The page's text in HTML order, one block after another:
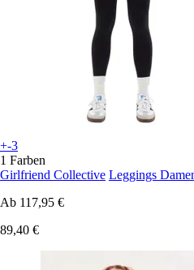
+-3
1 Farben
Girlfriend Collective Leggings
Ab 117,95 €
89,40 €